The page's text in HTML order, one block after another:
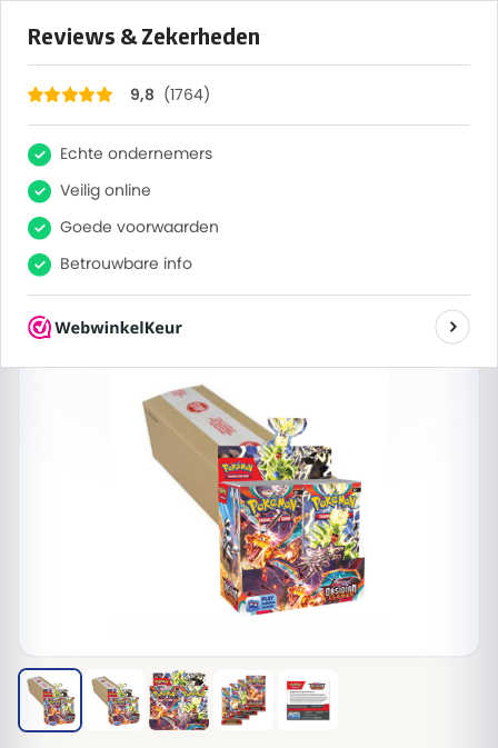
9,8
Bestel voor 13:00, vandaag verzonden
Home / Alle sets / Obsidian Flames
UITVERKOCHT